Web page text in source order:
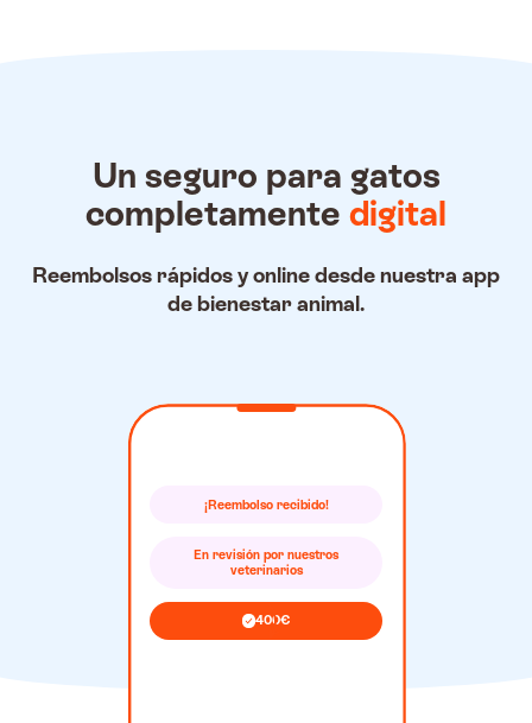
Un seguro para gatos
completamente digital
Reembolsos rápidos y online desde nuestra app
de bienestar animal.
¡Reembolso recibido!
En revisión por nuestros
veterinarios
400€